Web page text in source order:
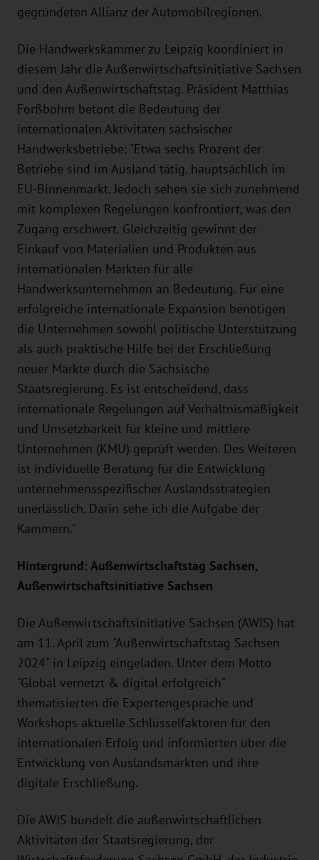
gegründeten Allianz der Automobilregionen.
Die Handwerkskammer zu Leipzig koordiniert in
diesem Jahr die Außenwirtschaftsinitiative Sachsen
und den Außenwirtschaftstag. Präsident Matthias
Forßbohm betont die Bedeutung der
internationalen Aktivitäten sächsischer
Handwerksbetriebe: "Etwa sechs Prozent der
Betriebe sind im Ausland tätig, hauptsächlich im
EU-Binnenmarkt. Jedoch sehen sie sich zunehmend
mit komplexen Regelungen konfrontiert, was den
Zugang erschwert. Gleichzeitig gewinnt der
Einkauf von Materialien und Produkten aus
internationalen Märkten für alle
Handwerksunternehmen an Bedeutung. Für eine
erfolgreiche internationale Expansion benötigen
die Unternehmen sowohl politische Unterstützung
als auch praktische Hilfe bei der Erschließung
neuer Märkte durch die Sächsische
Staatsregierung. Es ist entscheidend, dass
internationale Regelungen auf Verhältnismäßigkeit
und Umsetzbarkeit für kleine und mittlere
Unternehmen (KMU) geprüft werden. Des Weiteren
ist individuelle Beratung für die Entwicklung
unternehmensspezifischer Auslandsstrategien
unerlässlich. Darin sehe ich die Aufgabe der
Kammern."
Hintergrund: Außenwirtschaftstag Sachsen,
Außenwirtschaftsinitiative Sachsen
Die Außenwirtschaftsinitiative Sachsen (AWIS) hat
am 11. April zum "Außenwirtschaftstag Sachsen
2024" in Leipzig eingeladen. Unter dem Motto
"Global vernetzt & digital erfolgreich"
thematisierten die Expertengespräche und
Workshops aktuelle Schlüsselfaktoren für den
internationalen Erfolg und informierten über die
Entwicklung von Auslandsmärkten und ihre
digitale Erschließung.
Die AWIS bündelt die außenwirtschaftlichen
Aktivitäten der Staatsregierung, der